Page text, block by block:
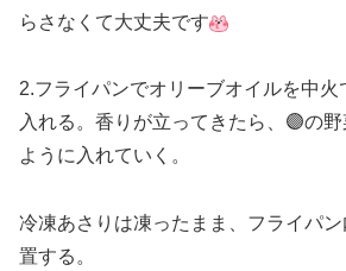
らさなくて大丈夫です
2.フライパンでオリーブオイルを中火
入れる。香りが立ってきたら、🟣の
ように入れていく。
冷凍あさりは凍ったまま、フライパ
置する。